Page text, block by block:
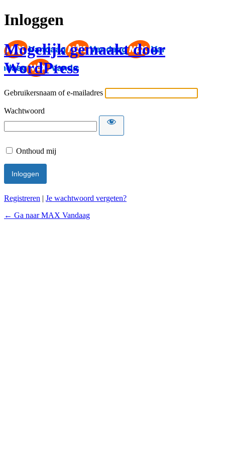
Inloggen
Mogelijk gemaakt door
WordPress
Gebruikersnaam of e-mailadres
Wachtwoord
Onthoud mij
Registreren | Je wachtwoord vergeten?
← Ga naar MAX Vandaag